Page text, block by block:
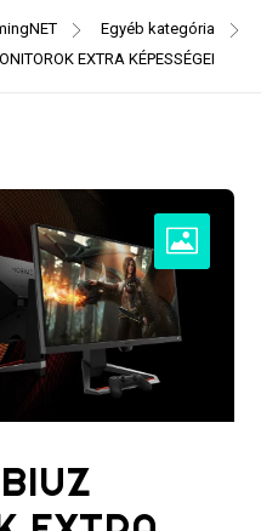
Egyéb kategória
EXTRA KÉPESSÉGEI